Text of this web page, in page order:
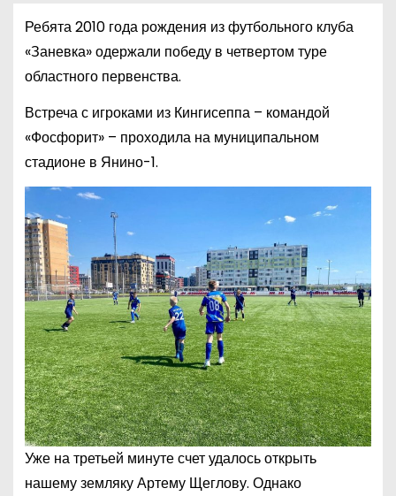
Ребята 2010 года рождения из футбольного клуба
«Заневка» одержали победу в четвертом туре
областного первенства.
Встреча с игроками из Кингисеппа – командой
«Фосфорит» – проходила на муниципальном
стадионе в Янино-1.
Уже на третьей минуте счет удалось открыть
нашему земляку Артему Щеглову. Однако